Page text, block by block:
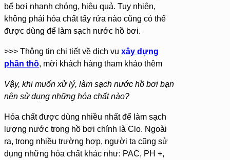
bể bơi nhanh chóng, hiệu quả. Tuy nhiên,
không phải hóa chất tẩy rửa nào cũng có thể
được dùng để làm sạch nước hồ bơi.
>>> Thông tin chi tiết về dịch vụ xây dựng
phần thô, mời khách hàng tham khảo thêm
Vậy, khi muốn xử lý, làm sạch nước hồ bơi bạn
nên sử dụng những hóa chất nào?
Hóa chất được dùng nhiều nhất để làm sạch
lượng nước trong hồ bơi chính là Clo. Ngoài
ra, trong nhiều trường hợp, người ta cũng sử
dụng những hóa chất khác như: PAC, PH +,